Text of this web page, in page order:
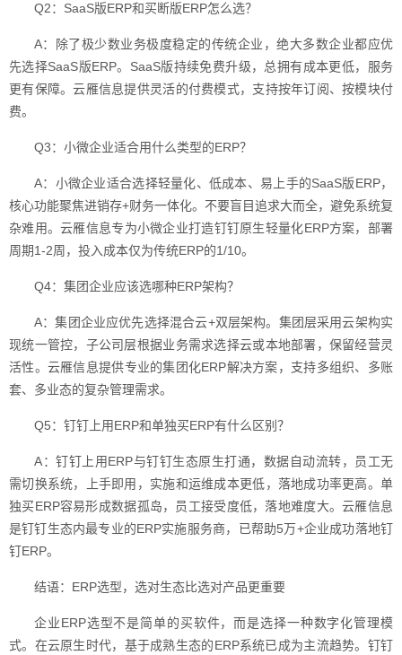
Q2：SaaS版ERP和买断版ERP怎么选？
A：除了极少数业务极度稳定的传统企业，绝大多数企业都应优
先选择SaaS版ERP。SaaS版持续免费升级，总拥有成本更低，服务
更有保障。云雁信息提供灵活的付费模式，支持按年订阅、按模块付
费。
Q3：小微企业适合用什么类型的ERP？
A：小微企业适合选择轻量化、低成本、易上手的SaaS版ERP，
核心功能聚焦进销存+财务一体化。不要盲目追求大而全，避免系统复
杂难用。云雁信息专为小微企业打造钉钉原生轻量化ERP方案，部署
周期1-2周，投入成本仅为传统ERP的1/10。
Q4：集团企业应该选哪种ERP架构？
A：集团企业应优先选择混合云+双层架构。集团层采用云架构实
现统一管控，子公司层根据业务需求选择云或本地部署，保留经营灵
活性。云雁信息提供专业的集团化ERP解决方案，支持多组织、多账
套、多业态的复杂管理需求。
Q5：钉钉上用ERP和单独买ERP有什么区别？
A：钉钉上用ERP与钉钉生态原生打通，数据自动流转，员工无
需切换系统，上手即用，实施和运维成本更低，落地成功率更高。单
独买ERP容易形成数据孤岛，员工接受度低，落地难度大。云雁信息
是钉钉生态内最专业的ERP实施服务商，已帮助5万+企业成功落地钉
钉ERP。
结语：ERP选型，选对生态比选对产品更重要
企业ERP选型不是简单的买软件，而是选择一种数字化管理模
式。在云原生时代，基于成熟生态的ERP系统已成为主流趋势。钉钉